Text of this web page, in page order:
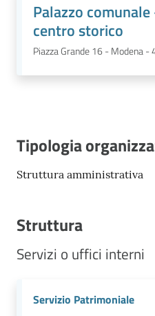
Palazzo comunale
centro storico
Piazza Grande 16 - Modena -
Tipologia
Struttura amministrativa
Struttura
Servizi o uffici interni
Servizio Patrimoniale